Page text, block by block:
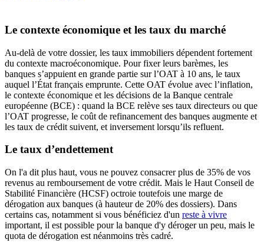
Le contexte économique et les taux du marché
Au-delà de votre dossier, les taux immobiliers dépendent fortement
du contexte macroéconomique. Pour fixer leurs barèmes, les
banques s’appuient en grande partie sur l’OAT à 10 ans, le taux
auquel l’État français emprunte. Cette OAT évolue avec l’inflation,
le contexte économique et les décisions de la Banque centrale
européenne (BCE) : quand la BCE relève ses taux directeurs ou que
l’OAT progresse, le coût de refinancement des banques augmente et
les taux de crédit suivent, et inversement lorsqu’ils refluent.
Le taux d’endettement
On l'a dit plus haut, vous ne pouvez consacrer plus de 35% de vos
revenus au remboursement de votre crédit. Mais le Haut Conseil de
Stabilité Financière (HCSF) octroie toutefois une marge de
dérogation aux banques (à hauteur de 20% des dossiers). Dans
certains cas, notamment si vous bénéficiez d'un reste à vivre
important, il est possible pour la banque d'y déroger un peu, mais le
quota de dérogation est néanmoins très cadré.